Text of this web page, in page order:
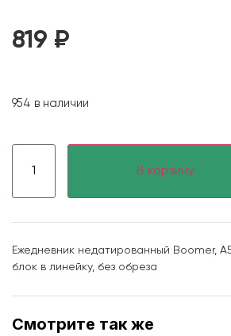
819 ₽
954 в наличии
В корзину
Ежедневник недатированный Boomer,
блок в линейку, без обреза
Смотрите так же